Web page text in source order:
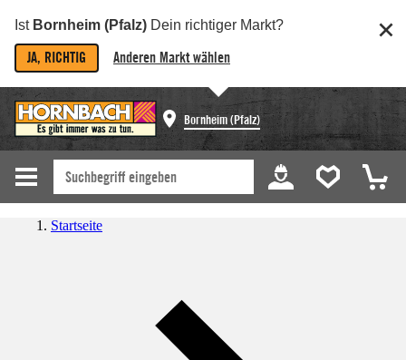
Ist Bornheim (Pfalz) Dein richtiger Markt?
JA, RICHTIG Anderen Markt wählen
Bornheim (Pfalz)
Startseite